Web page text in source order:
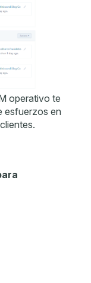
operativo te
esfuerzos en